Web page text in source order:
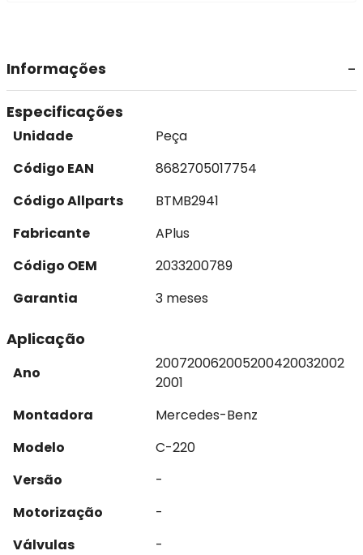
Informações
Especificações
Unidade
Peça
Código EAN
8682705017754
Código Allparts
BTMB2941
Fabricante
APlus
Código OEM
2033200789
Garantia
3 meses
Aplicação
Ano
200720062005200420032002
2001
Montadora
Mercedes-Benz
Modelo
C-220
Versão
-
Motorização
-
Válvulas
-